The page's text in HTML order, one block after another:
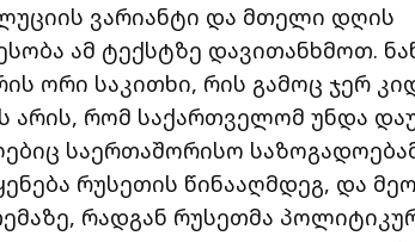
ვარიანტი და მთელი დღის
ამ ტექსტზე დავითანხმოთ.
ორი საკითხი, რის გამოც ჯერ
არის, რომ საქართველომ უნდა
საერთაშორისო
რუსეთის წინააღმდეგ, და
რადგან რუსეთმა